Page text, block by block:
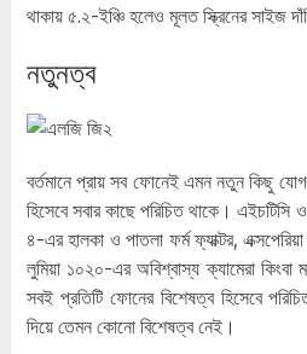
থাকায় ৫.২-ইঞ্চি হলেও মূলত স্ক্রিনের সাইজ
নতুনত্ব
বর্তমানে প্রায় সব ফোনেই এমন নতুন কিছু
হিসেবে সবার কাছে পরিচিত থাকে। এইচটিসি
৪-এর হালকা ও পাতলা ফর্ম ফ্যাক্টর,
লুমিয়া ১০২০-এর অবিশ্বাস্য ক্যামেরা
সবই প্রতিটি ফোনের বিশেষত্ব হিসেবে
দিয়ে তেমন কোনো বিশেষত্ব নেই।